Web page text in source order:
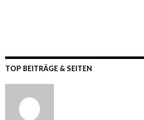
TOP BEITRÄGE & SEITEN